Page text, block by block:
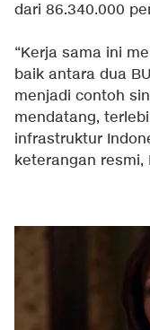
dari 86.340.000
“Kerja sama ini
baik antara dua
menjadi contoh
mendatang,
infrastruktur
keterangan resmi,